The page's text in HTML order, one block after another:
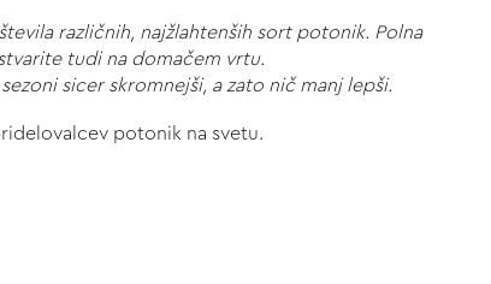
različnih, najžlahtenših sort potonik. Polna
tudi na domačem vrtu.
sicer skromnejši, a zato nič manj lepši.
potonik na svetu.